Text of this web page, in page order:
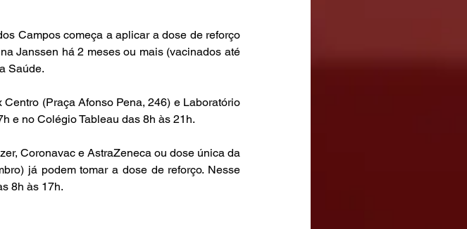
Campos começa a aplicar a dose de reforço
Janssen há 2 meses ou mais (vacinados até
Saúde.
(Praça Afonso Pena, 246) e Laboratório
e no Colégio Tableau das 8h às 21h.
Coronavac e AstraZeneca ou dose única da
já podem tomar a dose de reforço. Nesse
8h às 17h.